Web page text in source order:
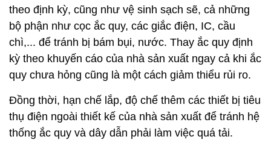
theo định kỳ, cũng như vệ sinh sạch sẽ, cả những
bộ phận như cọc ắc quy, các giắc điện, IC, cầu
chì,... để tránh bị bám bụi, nước. Thay ắc quy định
kỳ theo khuyến cáo của nhà sản xuất ngay cả khi ắc
quy chưa hỏng cũng là một cách giảm thiểu rủi ro.
Đồng thời, hạn chế lắp, độ chế thêm các thiết bị tiêu
thụ điện ngoài thiết kế của nhà sản xuất để tránh hệ
thống ắc quy và dây dẫn phải làm việc quá tải.